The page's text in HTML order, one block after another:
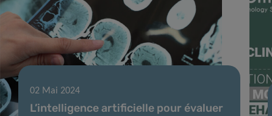
02 Mai 2024
L’intelligence artificielle pour évaluer